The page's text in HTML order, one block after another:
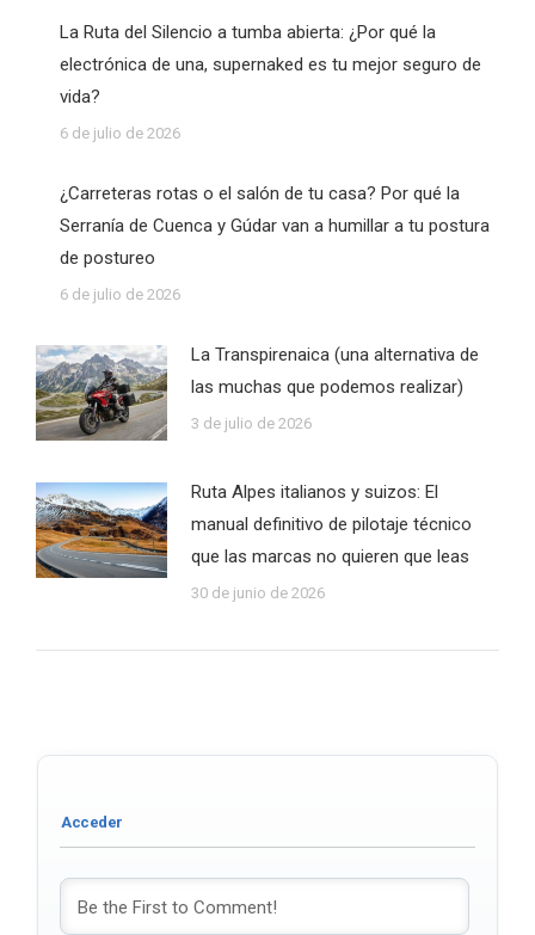
La Ruta del Silencio a tumba abierta: ¿Por qué la
electrónica de una, supernaked es tu mejor seguro de
vida?
6 de julio de 2026
¿Carreteras rotas o el salón de tu casa? Por qué la
Serranía de Cuenca y Gúdar van a humillar a tu postura
de postureo
6 de julio de 2026
La Transpirenaica (una alternativa de
las muchas que podemos realizar)
3 de julio de 2026
Ruta Alpes italianos y suizos: El
manual definitivo de pilotaje técnico
que las marcas no quieren que leas
30 de junio de 2026